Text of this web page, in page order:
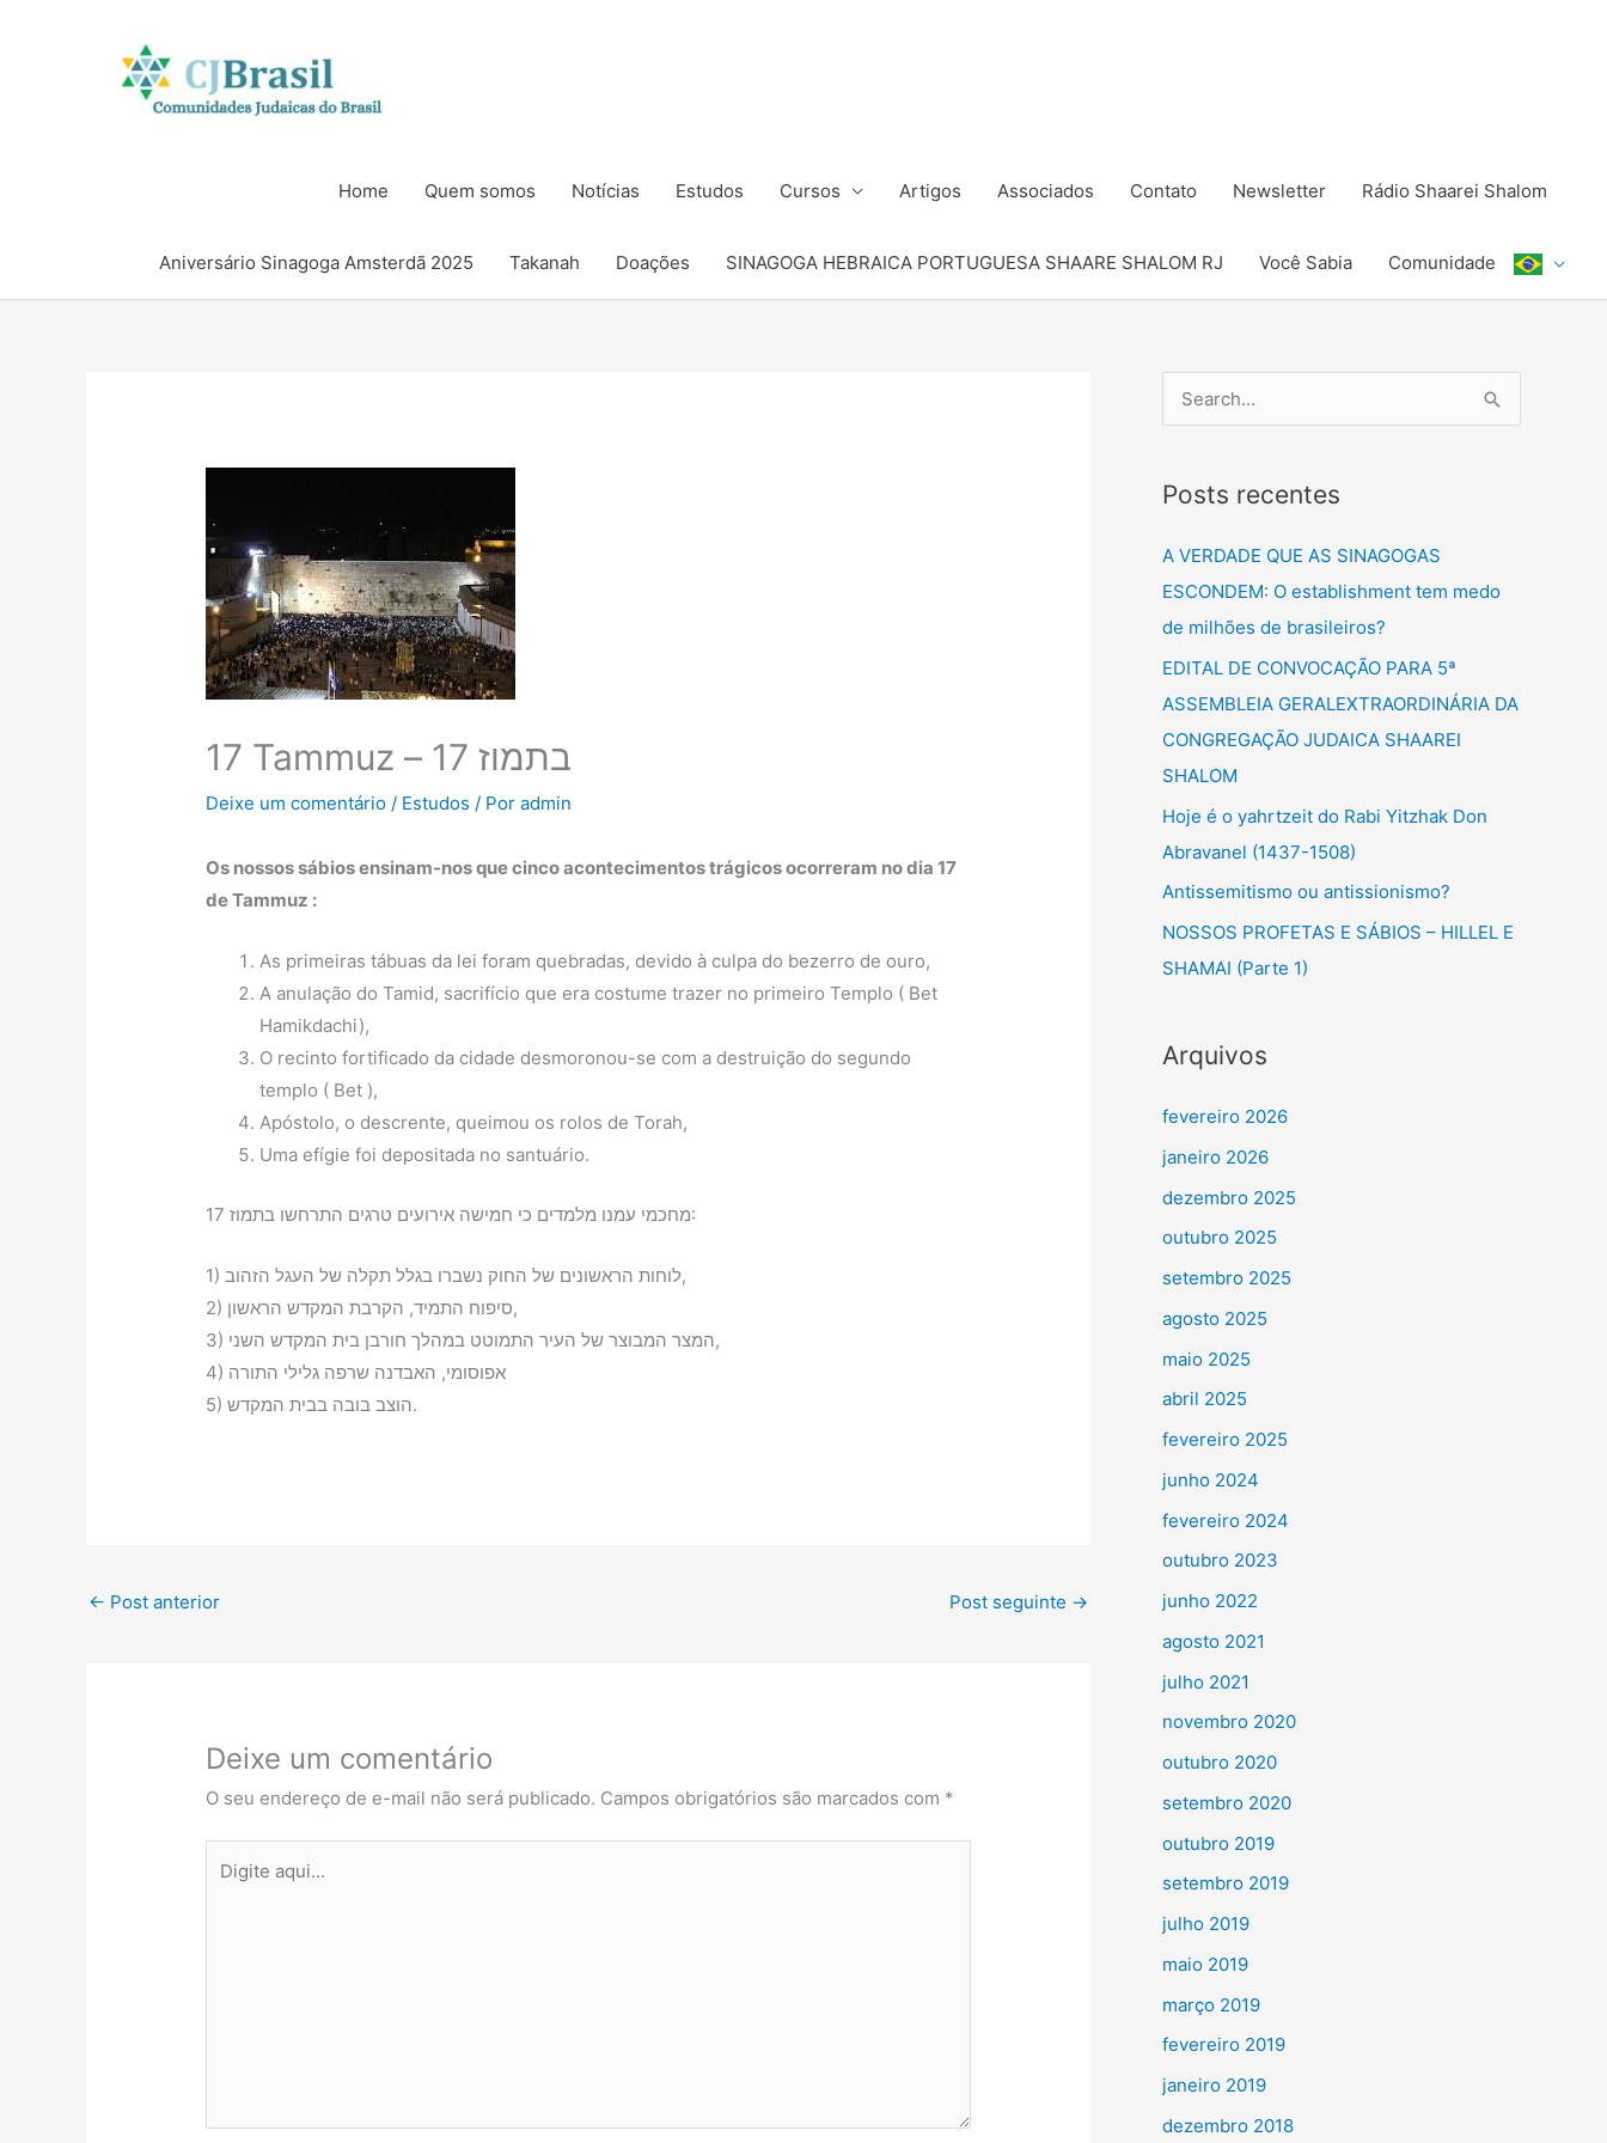
Home Quem somos Notícias Estudos Cursos Artigos Associados Contato Newsletter Rádio Shaarei Shalom
Aniversário Sinagoga Amsterdã 2025 Takanah Doações SINAGOGA HEBRAICA PORTUGUESA SHAARE SHALOM RJ Você Sabia Comunidade
17 Tammuz – בתמוז 17
Deixe um comentário / Estudos / Poradmin
Os nossos sábios ensinam-nos que cinco acontecimentos trágicos ocorreram no dia 17
de Tammuz :
As primeiras tábuas da lei foram quebradas, devido à culpa do bezerro de ouro,
A anulação do Tamid, sacrifício que era costume trazer no primeiro Templo ( Bet
Hamikdachi),
O recinto fortificado da cidade desmoronou-se com a destruição do segundo
templo ( Bet ),
Apóstolo, o descrente, queimou os rolos de Torah,
Uma efígie foi depositada no santuário.
מחכמי עמנו מלמדים כי חמישה אירועים טרגים התרחשו בתמוז 17:
1) לוחות הראשונים של החוק נשברו בגלל תקלה של העגל הזהוב,
2) סיפוח התמיד, הקרבת המקדש הראשון,
3) המצר המבוצר של העיר התמוטט במהלך חורבן בית המקדש השני,
4) אפוסומי, האבדנה שרפה גלילי התורה
5) הוצב בובה בבית המקדש.
← Post anterior Post seguinte →
Deixe um comentário
O seu endereço de e-mail não será publicado. Campos obrigatórios são marcados com *
aqui...
q
u
i
s
Posts recentes
A VERDADE QUE AS SINAGOGAS
ESCONDEM: O establishment tem medo
de milhões de brasileiros?
EDITAL DE CONVOCAÇÃO PARA 5ª
ASSEMBLEIA GERALEXTRAORDINÁRIA DA
CONGREGAÇÃO JUDAICA SHAAREI
SHALOM
Hoje é o yahrtzeit do Rabi Yitzhak Don
Abravanel (1437-1508)
Antissemitismo ou antissionismo?
NOSSOS PROFETAS E SÁBIOS – HILLEL E
SHAMAI (Parte 1)
Arquivos
fevereiro 2026
janeiro 2026
dezembro 2025
outubro 2025
setembro 2025
agosto 2025
maio 2025
abril 2025
fevereiro 2025
junho 2024
fevereiro 2024
outubro 2023
junho 2022
agosto 2021
julho 2021
novembro 2020
outubro 2020
setembro 2020
outubro 2019
setembro 2019
julho 2019
maio 2019
março 2019
fevereiro 2019
janeiro 2019
dezembro 2018